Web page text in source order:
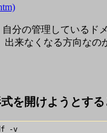
分の管理しているド
来なくなる方向なの
を開けようとする
-v